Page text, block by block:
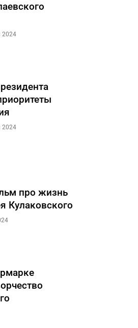
2024
2024
про жизнь
Кулаковского